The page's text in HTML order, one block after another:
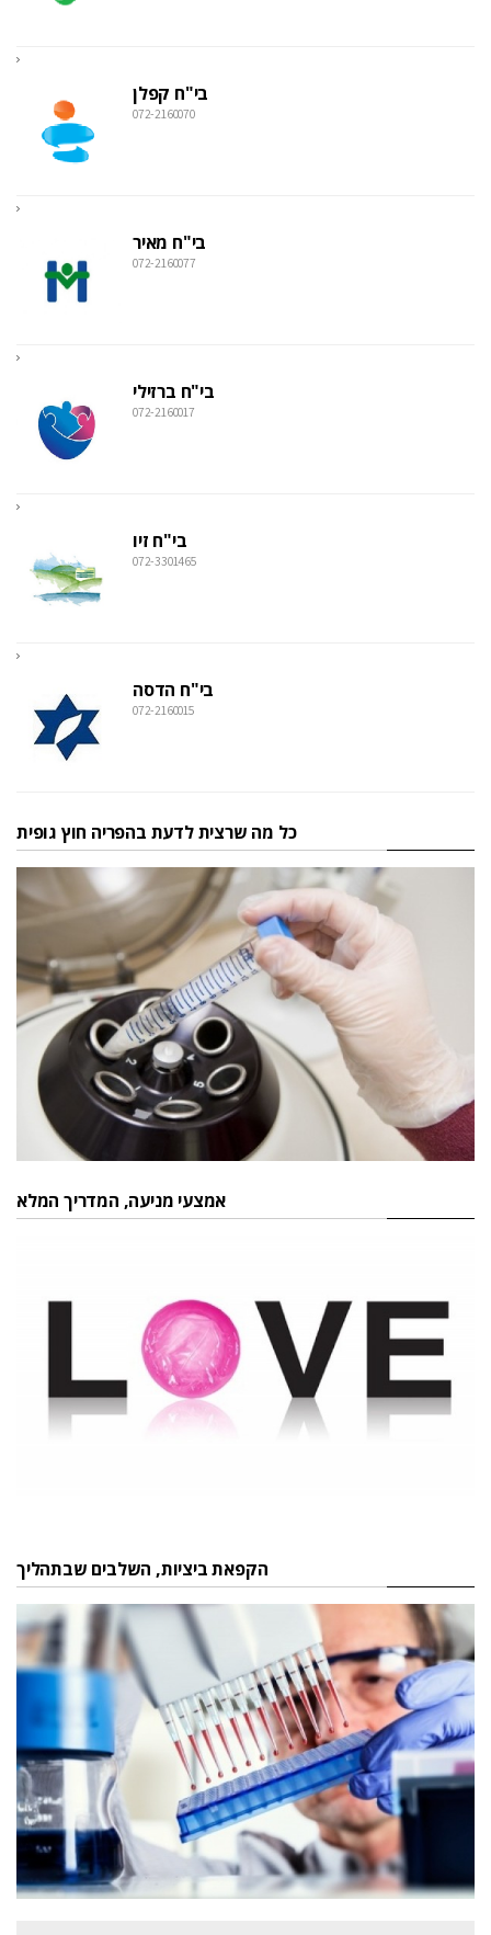
בי"ח קפלן
072-2160070
בי"ח מאיר
072-2160077
בי"ח ברזילי
072-2160017
בי"ח זיו
072-3301465
בי"ח הדסה
072-2160015
כל מה שרצית לדעת בהפריה חוץ גופית
אמצעי מניעה, המדריך המלא
הקפאת ביציות, השלבים שבתהליך